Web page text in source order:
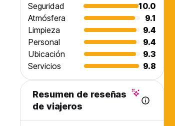
Seguridad
10.0
Atmósfera
9.1
Limpieza
9.4
Personal
9.4
Ubicación
9.3
Servicios
9.8
Resumen de reseñas
de viajeros